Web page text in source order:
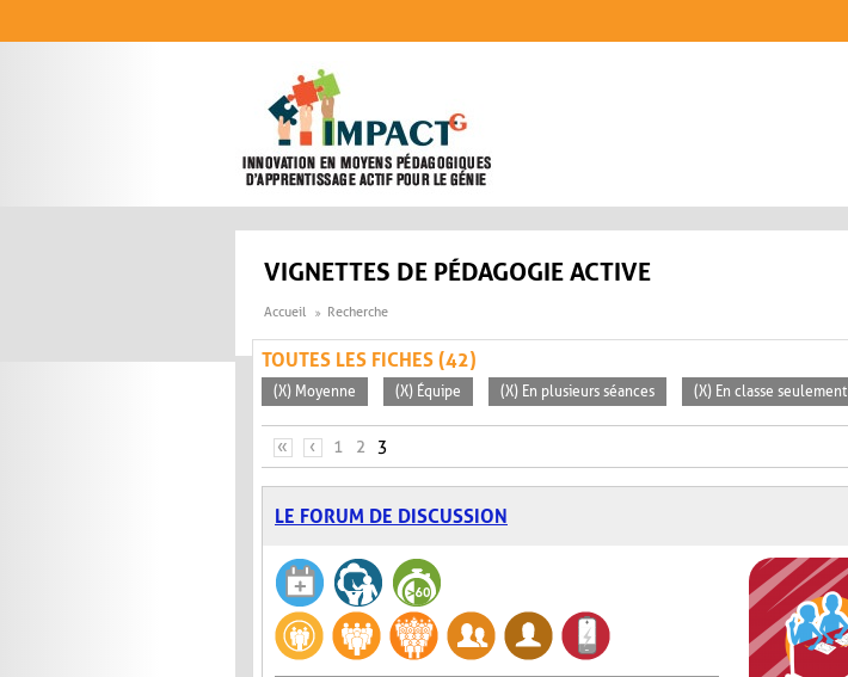
VIGNETTES DE PÉDAGOGIE ACTIVE
Accueil Recherche
TOUTES LES FICHES (42)
(X) Moyenne (X) Équipe (X) En plusieurs séances (X) En classe seulement
PAGES
« ‹ 1 2 3
LE FORUM DE DISCUSSION